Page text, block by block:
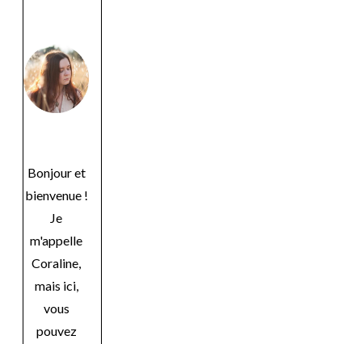
Bonjour et
bienvenue !
Je
m'appelle
Coraline,
mais ici,
vous
pouvez